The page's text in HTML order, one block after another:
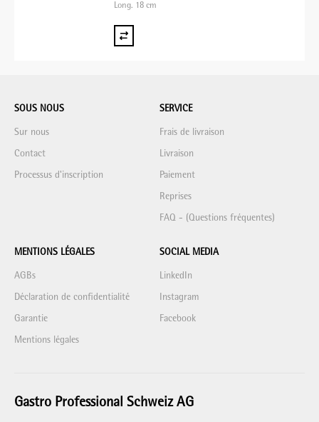
Long. 18 cm
SOUS NOUS
Sur nous
Contact
Processus d'inscription
SERVICE
Frais de livraison
Livraison
Paiement
Reprises
FAQ - (Questions fréquentes)
MENTIONS LÉGALES
AGBs
Déclaration de confidentialité
Garantie
Mentions légales
SOCIAL MEDIA
LinkedIn
Instagram
Facebook
Gastro Professional Schweiz AG